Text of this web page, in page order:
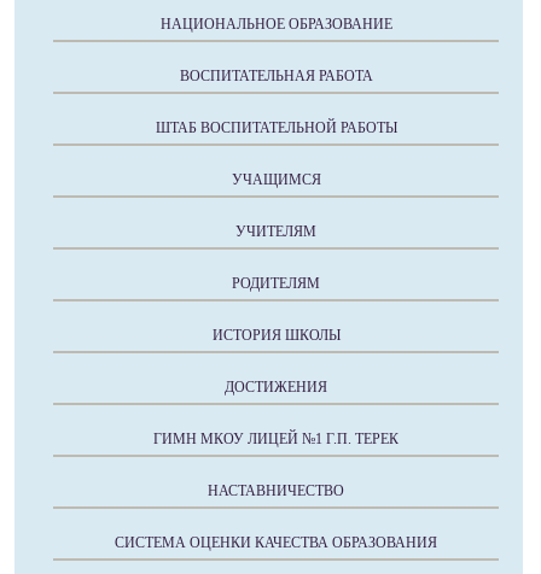
НАЦИОНАЛЬНОЕ ОБРАЗОВАНИЕ
ВОСПИТАТЕЛЬНАЯ РАБОТА
ШТАБ ВОСПИТАТЕЛЬНОЙ РАБОТЫ
УЧАЩИМСЯ
УЧИТЕЛЯМ
РОДИТЕЛЯМ
ИСТОРИЯ ШКОЛЫ
ДОСТИЖЕНИЯ
ГИМН МКОУ ЛИЦЕЙ №1 Г.П. ТЕРЕК
НАСТАВНИЧЕСТВО
СИСТЕМА ОЦЕНКИ КАЧЕСТВА ОБРАЗОВАНИЯ